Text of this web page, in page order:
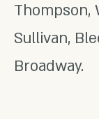
Thompson,
Sullivan,
Broadway.